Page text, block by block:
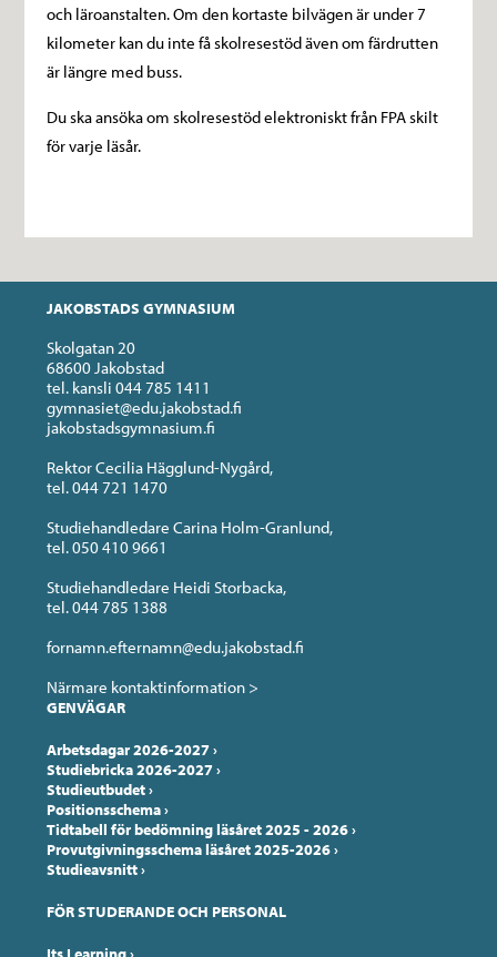
och läroanstalten. Om den kortaste bilvägen är under 7
kilometer kan du inte få skolresestöd även om färdrutten
är längre med buss.
Du ska ansöka om skolresestöd elektroniskt från FPA skilt
för varje läsår.
JAKOBSTADS GYMNASIUM
Skolgatan 20
68600 Jakobstad
tel. kansli 044 785 1411
gymnasiet@edu.jakobstad.fi
jakobstadsgymnasium.fi
Rektor Cecilia Hägglund-Nygård,
tel. 044 721 1470
Studiehandledare Carina Holm-Granlund,
tel. 050 410 9661
Studiehandledare Heidi Storbacka,
tel. 044 785 1388
fornamn.efternamn@edu.jakobstad.fi
Närmare kontaktinformation >
GENVÄGAR
Arbetsdagar 2026-2027›
Studiebricka 2026-2027›
Studieutbudet›
Positionsschema›
Tidtabell för bedömning läsåret 2025 - 2026›
Provutgivningsschema läsåret 2025-2026›
Studieavsnitt›
FÖR STUDERANDE OCH PERSONAL